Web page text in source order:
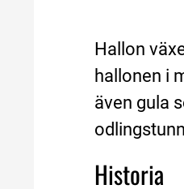
Hallon
hallonen i
även gula
Historia